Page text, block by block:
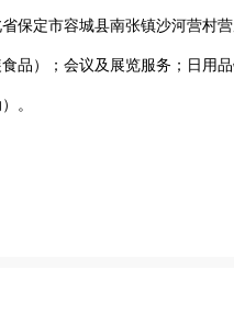
保定市容城县南张镇沙河营村
品）；会议及展览服务；日用
。